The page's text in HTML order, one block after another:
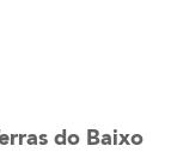
do Baixo